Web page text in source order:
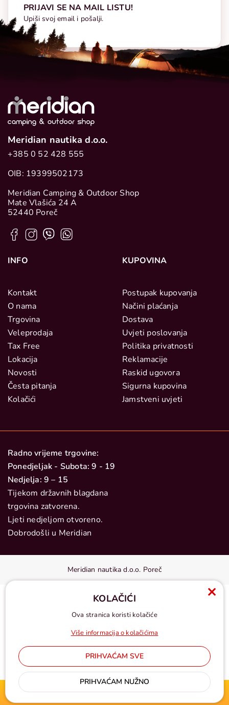
PRIJAVI SE NA MAIL LISTU!
Upiši svoj email i pošalji.
Meridian nautika d.o.o.
+385 0 52 428 555
OIB: 19399502173
Meridian Camping & Outdoor Shop
Mate Vlašića 24 A
52440 Poreč
INFO
Kontakt
O nama
Trgovina
Veleprodaja
Tax Free
Lokacija
Novosti
Česta pitanja
Kolačići
KUPOVINA
Postupak kupovanja
Načini plaćanja
Dostava
Uvjeti poslovanja
Politika privatnosti
Reklamacije
Raskid ugovora
Sigurna kupovina
Jamstveni uvjeti
Radno vrijeme trgovine:
Ponedjeljak - Subota: 9 - 19
Nedjelja: 9 – 15
Tijekom državnih blagdana
trgovina zatvorena.
Ljeti nedjeljom otvoreno.
Dobrodošli u Meridian
Meridian nautika d.o.o. Poreč
Cijene u eurima, pdv uključen
KOLAČIĆI
Ova stranica koristi kolačiće
Više informacija o kolačićima
PRIHVAĆAM SVE
PRIHVAĆAM NUŽNO